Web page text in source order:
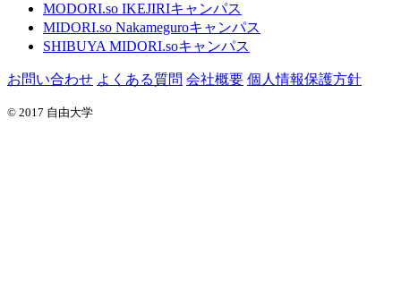
MODORI.so IKEJIRIキャンパス
MIDORI.so Nakameguroキャンパス
SHIBUYA MIDORI.soキャンパス
お問い合わせ よくある質問 会社概要 個人情報保護方針
© 2017 自由大学